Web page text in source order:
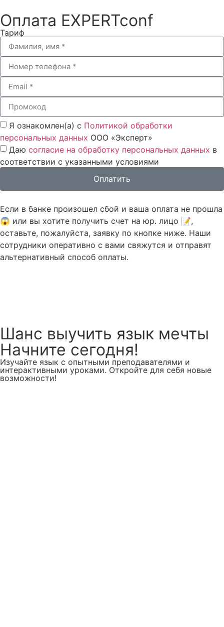
Оплата EXPERTconf
Тариф
Я ознакомлен(а) с Политикой обработки
персональных данных ООО «Эксперт»
Даю согласие на обработку персональных данных в
соответствии с указанными условиями
Оплатить
Если в банке произошел сбой и ваша оплата не прошла
😱 или вы хотите получить счет на юр. лицо 📝,
оставьте, пожалуйста, заявку по кнопке ниже. Наши
сотрудники оперативно с вами свяжутся и отправят
альтернативный способ оплаты.
Шанс выучить язык мечты
Начните сегодня!
Изучайте язык с опытными преподавателями и
интерактивными уроками. Откройте для себя новые
возможности!